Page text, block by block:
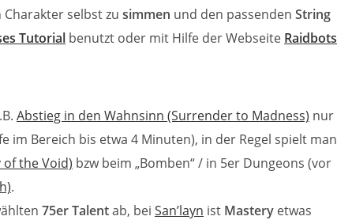
selbst zu simmen und den passenden String
Tutorial benutzt oder mit Hilfe der Webseite Raidbots
Abstieg in den Wahnsinn (Surrender to Madness) nur
im Bereich bis etwa 4 Minuten), in der Regel spielt man
of the Void) bzw beim „Bomben“ / in 5er Dungeons (vor
.
75er Talentab, bei San’layn ist Mastery etwas